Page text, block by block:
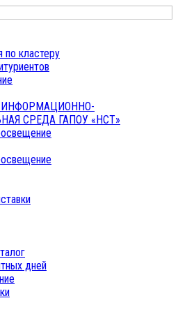
по кластеру
ИНФОРМАЦИОННО-
СРЕДА ГАПОУ «НСТ»
дней